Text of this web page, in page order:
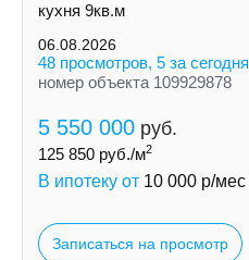
кухня 9кв.м
06.08.2026
48 просмотров, 5 за сегодня
номер объекта 109929878
5 550 000 руб.
125 850 руб./м2
В ипотеку от 10 000 р/мес
Записаться на просмотр